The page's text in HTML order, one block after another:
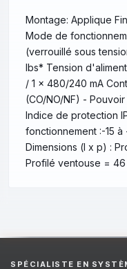
Montage: Applique
Mode de
(verrouillé sous
lbs* Tension
/ 1 x 480/240 mA
(CO/NO/NF) -
Indice de protection
fonctionnement :-15 à
Dimensions (l x p) :
Profilé ventouse = 46
SPÉCIALISTE EN